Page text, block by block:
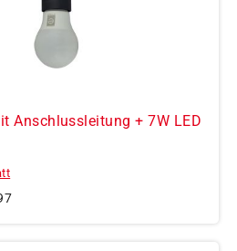
Anschlussleitung + 7W LED